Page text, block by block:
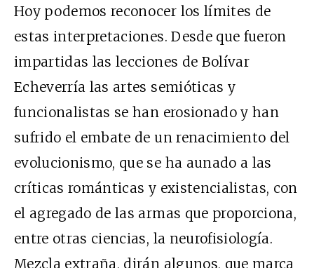
Hoy podemos reconocer los límites de
estas interpretaciones. Desde que fueron
impartidas las lecciones de Bolívar
Echeverría las artes semióticas y
funcionalistas se han erosionado y han
sufrido el embate de un renacimiento del
evolucionismo, que se ha aunado a las
críticas románticas y existencialistas, con
el agregado de las armas que proporciona,
entre otras ciencias, la neurofisiología.
Mezcla extraña, dirán algunos, que marca